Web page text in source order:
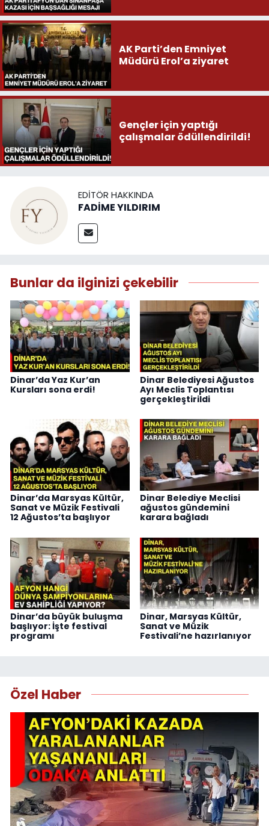
AK Parti’den Emniyet
Müdürü Erol’a ziyaret
Gençler için yaptığı
çalışmalar ödüllendirildi!
EDITÖR HAKKINDA
FADİME YILDIRIM
Bunlar da ilginizi çekebilir
Dinar’da Yaz Kur’an
Kursları sona erdi!
Dinar Belediyesi Ağustos
Ayı Meclis Toplantısı
gerçekleştirildi
Dinar’da Marsyas Kültür,
Sanat ve Müzik Festivali
12 Ağustos’ta başlıyor
Dinar Belediye Meclisi
ağustos gündemini
karara bağladı
Dinar’da büyük buluşma
başlıyor: İşte festival
programı
Dinar, Marsyas Kültür,
Sanat ve Müzik
Festivali’ne hazırlanıyor
Özel Haber